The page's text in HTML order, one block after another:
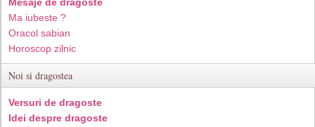
Ma iubeste ?
Oracol sabian
Horoscop zilnic
Noi si dragostea
Versuri de dragoste
Idei despre dragoste